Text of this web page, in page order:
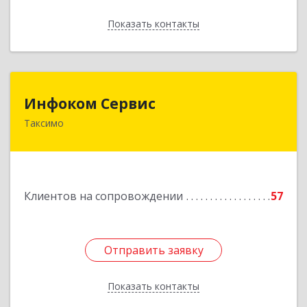
Показать контакты
Назад
Инфоком Сервис
Таксимо
Клиентов на сопровождении 57
Отправить заявку
Показать контакты
671560, Республика Бурятия, Муйский р-н, пгт.
Отправить заявку
Назад